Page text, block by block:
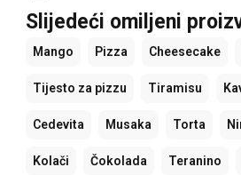
Slijedeći omiljeni
Mango Pizza Cheesecake
Tijesto za pizzu Tiramisu
Cedevita Musaka Torta
Kolači Čokolada Teranino